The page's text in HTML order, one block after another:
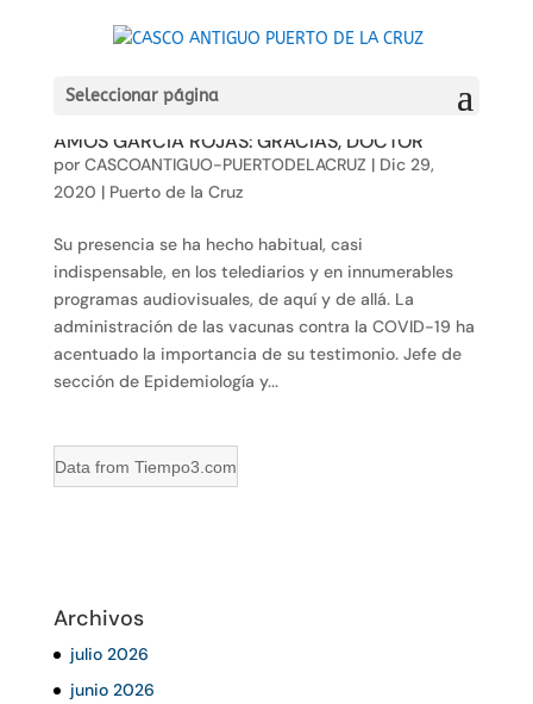
Seleccionar página
AMÓS GARCIA ROJAS: GRACIAS, DOCTOR
por CASCOANTIGUO-PUERTODELACRUZ | Dic 29,
2020 | Puerto de la Cruz
Su presencia se ha hecho habitual, casi
indispensable, en los telediarios y en innumerables
programas audiovisuales, de aquí y de allá. La
administración de las vacunas contra la COVID-19 ha
acentuado la importancia de su testimonio. Jefe de
sección de Epidemiología y...
Data from Tiempo3.com
Archivos
julio 2026
junio 2026